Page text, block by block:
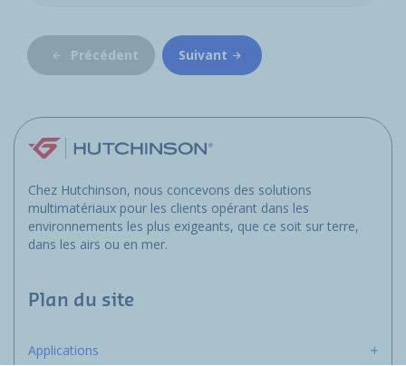
Précédent Suivant
Chez Hutchinson, nous concevons des solutions
multimatériaux pour les clients opérant dans les
environnements les plus exigeants, que ce soit sur terre,
dans les airs ou en mer.
Plan du site
Applications